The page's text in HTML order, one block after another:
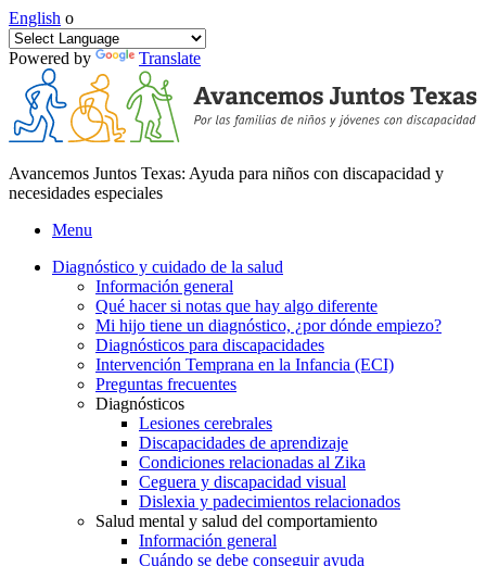
English o
Powered by Translate
Avancemos Juntos Texas: Ayuda para niños con discapacidad y
necesidades especiales
Menu
Diagnóstico y cuidado de la salud
Información general
Qué hacer si notas que hay algo diferente
Mi hijo tiene un diagnóstico, ¿por dónde empiezo?
Diagnósticos para discapacidades
Intervención Temprana en la Infancia (ECI)
Preguntas frecuentes
Diagnósticos
Lesiones cerebrales
Discapacidades de aprendizaje
Condiciones relacionadas al Zika
Ceguera y discapacidad visual
Dislexia y padecimientos relacionados
Salud mental y salud del comportamiento
Información general
Cuándo se debe conseguir ayuda